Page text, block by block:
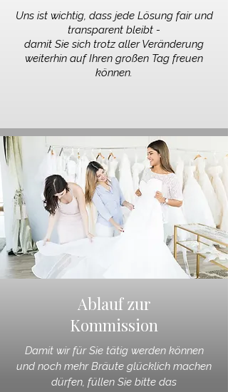
Uns ist wichtig, dass jede Lösung fair und
transparent bleibt -
damit Sie sich trotz aller Veränderung
weiterhin auf Ihren großen Tag freuen
können.
Ablauf zur
Kommission
Damit wir für Sie tätig werden können
und noch mehr Bräute glücklich machen
dürfen, füllen Sie bitte das